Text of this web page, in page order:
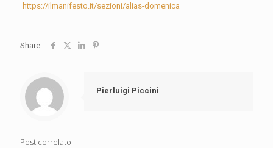
https://ilmanifesto.it/sezioni/alias-domenica
Share
Pierluigi Piccini
Post correlato